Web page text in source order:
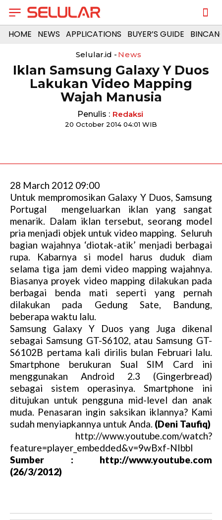
HOME NEWS APPLICATIONS BUYER’S GUIDE
Selular.id - News
Iklan Samsung Galaxy Y Duos
Lakukan Video Mapping
Wajah Manusia
Penulis : Redaksi
20 October 2014 04:01 WIB
28 March 2012 09:00
Untuk mempromosikan Galaxy Y Duos, Samsung
Portugal mengeluarkan iklan yang sangat
menarik. Dalam iklan tersebut, seorang model
pria menjadi objek untuk video mapping. Seluruh
bagian wajahnya ‘diotak-atik’ menjadi berbagai
rupa. Kabarnya si model harus duduk diam
selama tiga jam demi video mapping wajahnya.
Biasanya proyek video mapping dilakukan pada
berbagai benda mati seperti yang pernah
dilakukan pada Gedung Sate, Bandung,
beberapa waktu lalu.
Samsung Galaxy Y Duos yang Juga dikenal
sebagai Samsung GT-S6102, atau Samsung GT-
S6102B pertama kali dirilis bulan Februari lalu.
Smartphone berukuran Sual SIM Card ini
menggunakan Android 2.3 (Gingerbread)
sebagai sistem operasinya. Smartphone ini
ditujukan untuk pengguna mid-level dan anak
muda. Penasaran ingin saksikan iklannya? Kami
sudah menyiapkannya untuk Anda. (Deni Taufiq)
http://www.youtube.com/watch?
feature=player_embedded&v=9wBxf-NIbbI
Sumber : http://www.youtube.com
(26/3/2012)